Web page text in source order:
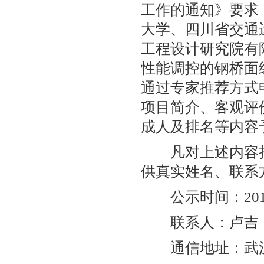
工作的通知》要
大学、四川省交
工程设计研究院有
性能调控的钢桥面
通过专家推荐方
项目简介、客观
成人及排名等内容
凡对上述内容持
供真实姓名、联
公示时间：
联系人：卢吉
通信地址：武